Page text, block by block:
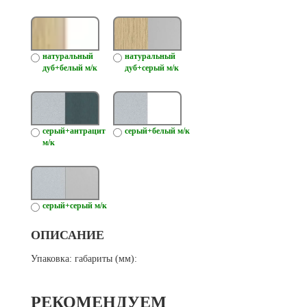
натуральный
дуб+белый м/к
натуральный
дуб+серый м/к
серый+антрацит
м/к
серый+белый м/к
серый+серый м/к
ОПИСАНИЕ
Упаковка: габариты (мм):
РЕКОМЕНДУЕМ